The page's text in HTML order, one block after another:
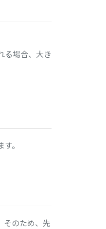
る場合、大き
。
そのため、先